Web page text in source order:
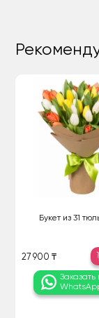
Букет из 31
27 900 ₸
Заказать